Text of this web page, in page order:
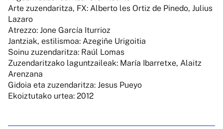
Arte zuzendaritza, FX: Alberto les Ortiz de Pinedo, Julius
Lazaro
Atrezzo: Jone García Iturrioz
Jantziak, estilismoa: Azegiñe Urigoitia
Soinu zuzendaritza: Raúl Lomas
Zuzendaritzako laguntzaileak: María Ibarretxe, Alaitz
Arenzana
Gidoia eta zuzendaritza: Jesus Pueyo
Ekoiztutako urtea: 2012